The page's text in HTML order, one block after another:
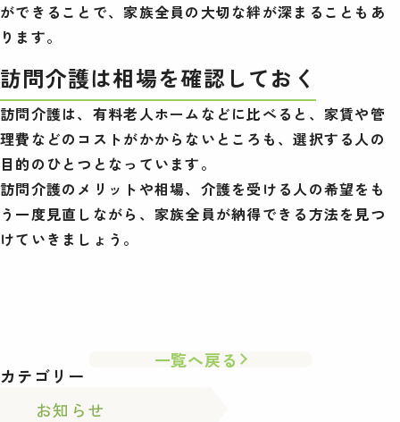
ができることで、家族全員の大切な絆が深まることもあ
ります。
訪問介護は相場を確認しておく
訪問介護は、有料老人ホームなどに比べると、家賃や管
理費などのコストがかからないところも、選択する人の
目的のひとつとなっています。
訪問介護のメリットや相場、介護を受ける人の希望をも
う一度見直しながら、家族全員が納得できる方法を見つ
けていきましょう。
一覧へ戻る
カテゴリー
お知らせ